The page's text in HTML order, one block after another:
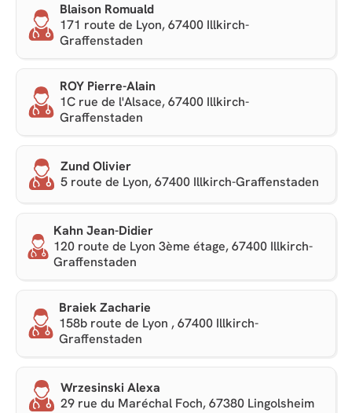
Blaison Romuald
171 route de Lyon, 67400 Illkirch-
Graffenstaden
ROY Pierre-Alain
1C rue de l'Alsace, 67400 Illkirch-
Graffenstaden
Zund Olivier
5 route de Lyon, 67400 Illkirch-Graffenstaden
Kahn Jean-Didier
120 route de Lyon 3ème étage, 67400 Illkirch-
Graffenstaden
Braiek Zacharie
158b route de Lyon , 67400 Illkirch-
Graffenstaden
Wrzesinski Alexa
29 rue du Maréchal Foch, 67380 Lingolsheim